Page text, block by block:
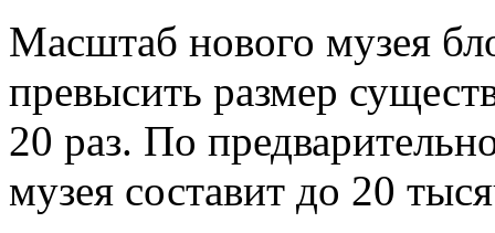
Масштаб нового музея
превысить размер
20 раз. По
музея составит до 20